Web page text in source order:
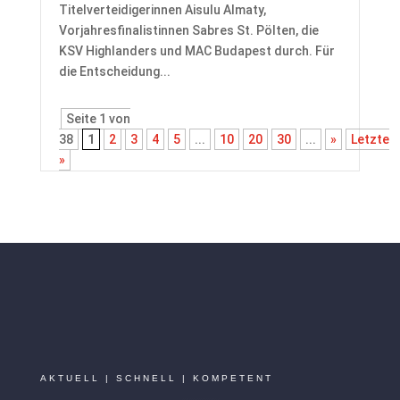
Titelverteidigerinnen Aisulu Almaty,
Vorjahresfinalistinnen Sabres St. Pölten, die
KSV Highlanders und MAC Budapest durch. Für
die Entscheidung...
Seite 1 von
38
1 2 3 4 5 ... 10 20 30 ... »
Letzte
»
AKTUELL | SCHNELL | KOMPETENT